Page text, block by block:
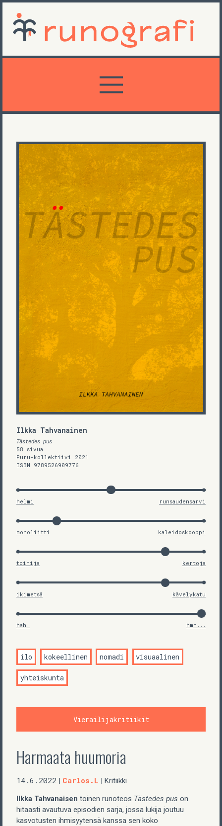
Ilkka Tahvanainen
Tästedes pus
58 sivua
Puru-kollektiivi 2021
ISBN 9789526909776
helmi runsaudensarvi
monoliitti kaleidoskooppi
toimija kertoja
ikimetsä kävelykatu
hah! hmm...
ilo kokeellinen nomadi visuaalinen
yhteiskunta
Vierailijakritiikit
Harmaata huumoria
14.6.2022 | Carlos.L | Kritiikki
Ilkka Tahvanaisen toinen runoteos Tästedes pus on
hitaasti avautuva episodien sarja, jossa lukija joutuu
kasvotusten ihmisyytensä kanssa sen koko